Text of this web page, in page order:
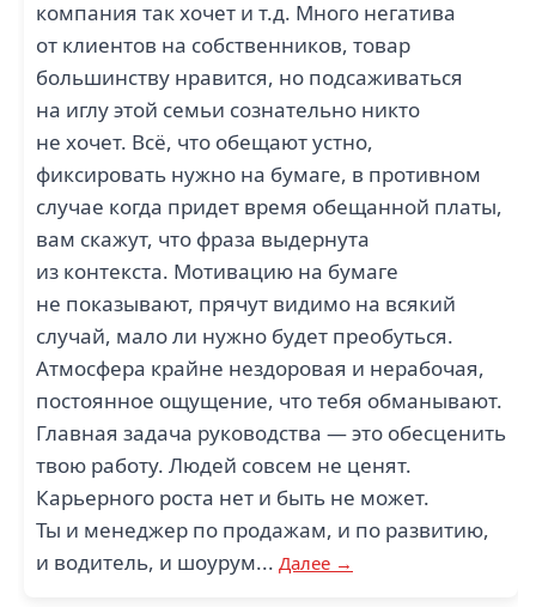
компания так хочет и т.д. Много негатива
от клиентов на собственников, товар
большинству нравится, но подсаживаться
на иглу этой семьи сознательно никто
не хочет. Всё, что обещают устно,
фиксировать нужно на бумаге, в противном
случае когда придет время обещанной платы,
вам скажут, что фраза выдернута
из контекста. Мотивацию на бумаге
не показывают, прячут видимо на всякий
случай, мало ли нужно будет преобуться.
Атмосфера крайне нездоровая и нерабочая,
постоянное ощущение, что тебя обманывают.
Главная задача руководства — это обесценить
твою работу. Людей совсем не ценят.
Карьерного роста нет и быть не может.
Ты и менеджер по продажам, и по развитию,
и водитель, и шоурум... Далее →